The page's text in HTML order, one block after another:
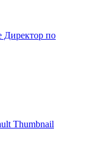
Директор по